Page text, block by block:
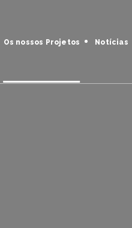
Os nossos Projetos Notícias